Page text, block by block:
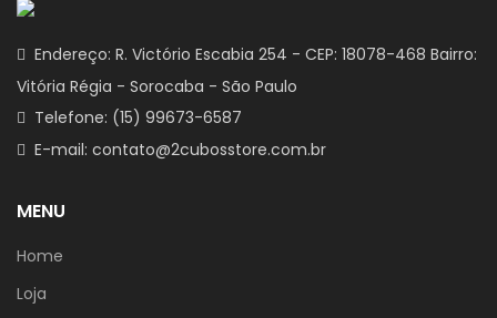
Endereço: R. Victório Escabia 254 - CEP: 18078-468 Bairro:
Vitória Régia - Sorocaba - São Paulo
Telefone: (15) 99673-6587
E-mail: contato@2cubosstore.com.br
MENU
Home
Loja